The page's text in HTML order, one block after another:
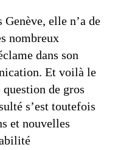
elle n’a de
nombreux
dans son
Et voilà le
de gros
s’est toutefois
et nouvelles